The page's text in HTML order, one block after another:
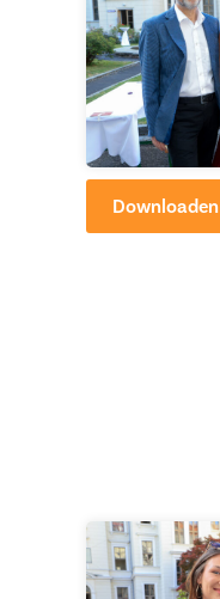
Downloaden